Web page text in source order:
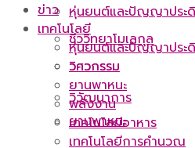
ชีววิทยาโมเลกุล
วิวัฒนาการ
หุ่นยนต์และปัญญาประ
วิศวกรรม
ยานพาหนะ
ข่าว
เทคโนโลยี
หุ่นยนต์และปัญญาประ
วิศวกรรม
ยานพาหนะ
พลังงาน
เทคโนโลยีอาหาร
เทคโนโลยีการคำนวณ